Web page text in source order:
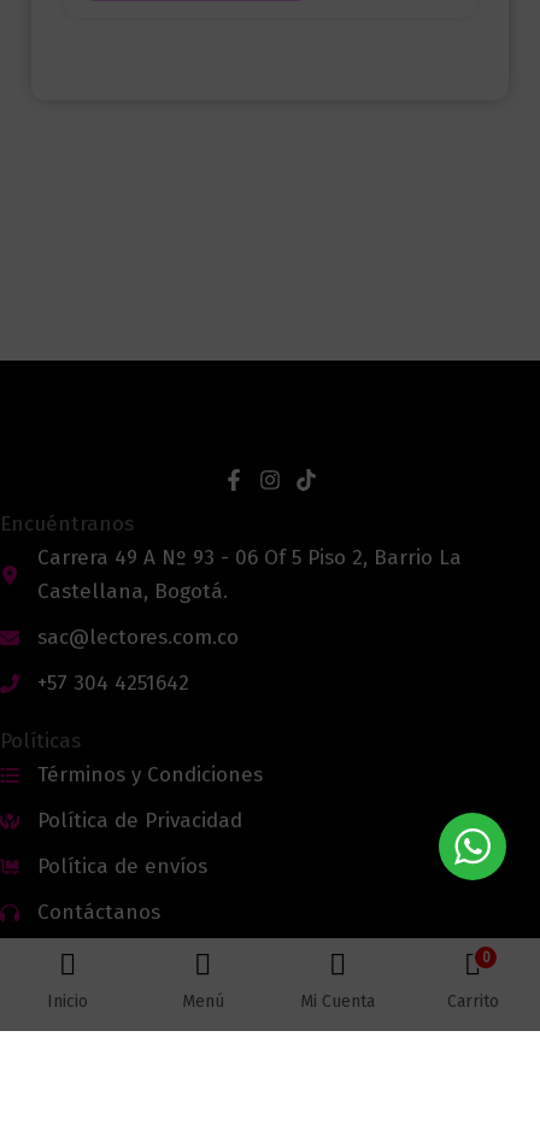
Encuéntranos
Carrera 49 A Nº 93 - 06 Of 5 Piso 2, Barrio La
Castellana, Bogotá.
sac@lectores.com.co
+57 304 4251642
Políticas
Términos y Condiciones
Política de Privacidad
Política de envíos
Contáctanos
Todos los derechos reservados © 2026 Lectores.co |
Inicio Menú Mi Cuenta
0
Carrito